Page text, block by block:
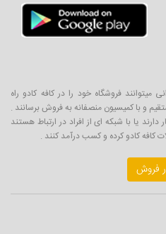
میتوانند فروشگاه خود را در کافه کادو راه
و با کمیسیون منصفانه به فروش برسانند .
یا با شبکه ای از افراد در ارتباط هستند
کافه کادو کرده و کسب درآمد کنند .
فروش